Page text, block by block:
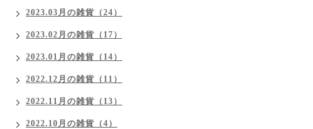
2023.03月の雑貨（24）
2023.02月の雑貨（17）
2023.01月の雑貨（14）
2022.12月の雑貨（11）
2022.11月の雑貨（13）
2022.10月の雑貨（4）